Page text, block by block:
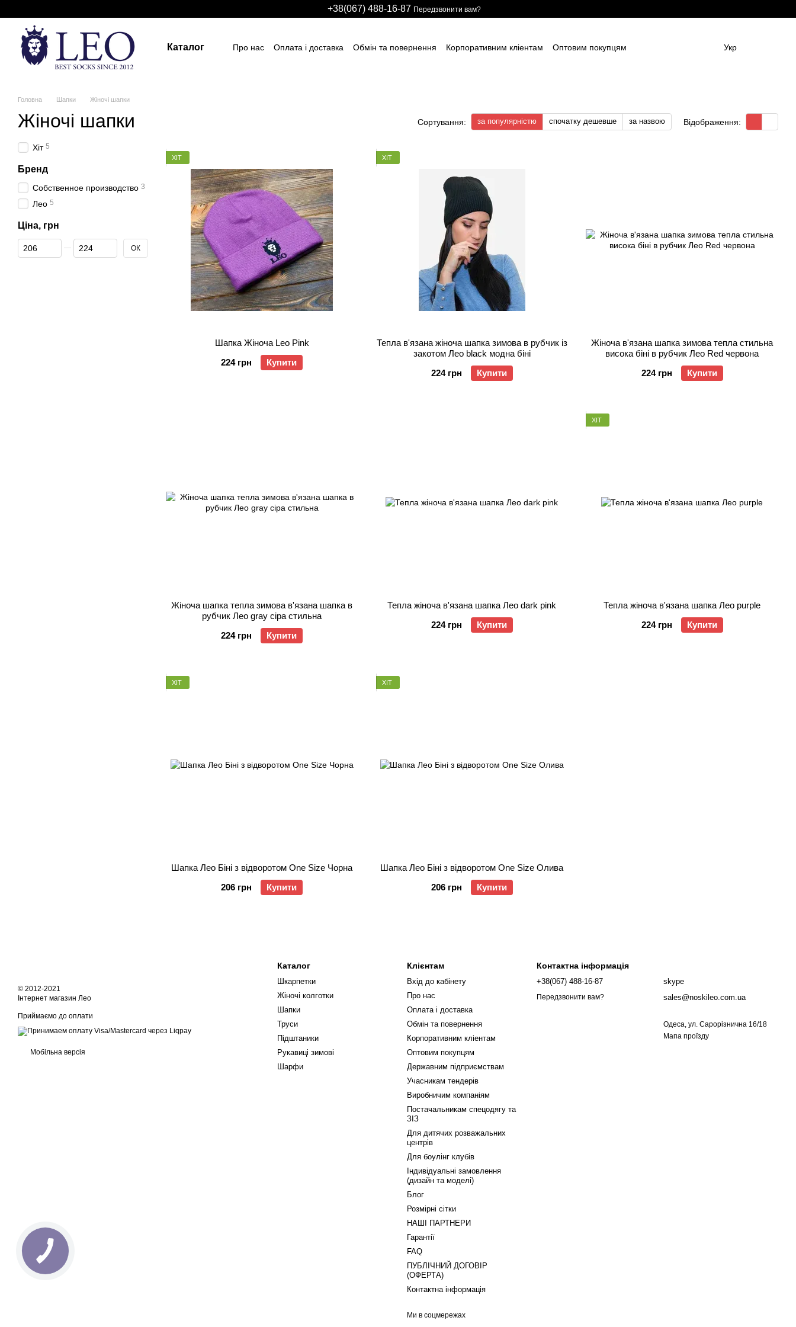
+38(067) 488-16-87 Передзвонити вам?
Каталог Про нас Оплата і доставка Обмін та повернення Корпоративним кліентам
Оптовим покупцям
Укр
Головна Шапки Жіночі шапки
Жіночі шапки Сортування: за популярністю спочатку дешевше за назвою Відображення:
ХІТ
Шапка Жіноча Leo Pink
224 грн
Купити
ХІТ
Тепла в'язана жіноча шапка зимова в рубчик із
закотом Лео black модна біні
224 грн
Купити
Жіноча в'язана шапка зимова тепла стильна
висока біні в рубчик Лео Red червона
224 грн
Купити
Жіноча шапка тепла зимова в'язана шапка в
рубчик Лео gray сіра стильна
224 грн
Купити
Тепла жіноча в'язана шапка Лео dark pink
224 грн
Купити
ХІТ
Тепла жіноча в'язана шапка Лео purple
224 грн
Купити
ХІТ
Шапка Лео Біні з відворотом One Size Чорна
206 грн
Купити
ХІТ
Шапка Лео Біні з відворотом One Size Олива
206 грн
Купити
Хіт 5
Бренд
Собственное производство 3
Лео 5
Ціна, грн
Від Ціна, грн
До Ціна, грн ОК
© 2012-2021
Інтернет магазин Лео
Приймаємо до оплати
Мобільна версія
Каталог
Шкарпетки
Жіночі колготки
Шапки
Труси
Підштаники
Рукавиці зимові
Шарфи
Клієнтам
Вхід до кабінету
Про нас
Оплата і доставка
Обмін та повернення
Корпоративним кліентам
Оптовим покупцям
Державним підприємствам
Учасникам тендерів
Виробничим компаніям
Постачальникам спецодягу та
ЗІЗ
Для дитячих розважальних
центрів
Для боулінг клубів
Індивідуальні замовлення
(дизайн та моделі)
Блог
Розмірні сітки
НАШІ ПАРТНЕРИ
Гарантії
FAQ
ПУБЛІЧНИЙ ДОГОВІР
(ОФЕРТА)
Контактна інформація
Ми в соцмережах
Контактна інформація
+38(067) 488-16-87
Передзвонити вам?
skype
sales@noskileo.com.ua
Одеса, ул. Сарорізнична 16/18
Мапа проїзду